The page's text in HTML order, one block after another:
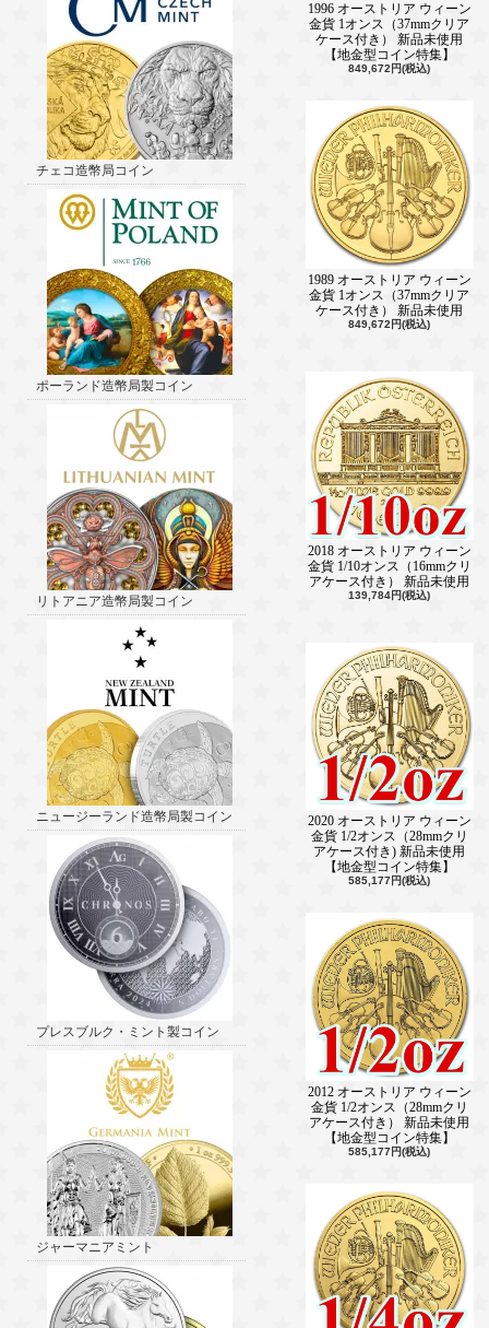
チェコ造幣局コイン
ポーランド造幣局製コイン
リトアニア造幣局製コイン
ニュージーランド造幣局製コイン
プレスブルク・ミント製コイン
ジャーマニアミント
1996 オーストリア ウィーン
金貨 1オンス（37mmクリア
ケース付き） 新品未使用
【地金型コイン特集】
849,672円(税込)
1989 オーストリア ウィーン
金貨 1オンス（37mmクリア
ケース付き） 新品未使用
849,672円(税込)
2018 オーストリア ウィーン
金貨 1/10オンス（16mmクリ
アケース付き） 新品未使用
139,784円(税込)
2020 オーストリア ウィーン
金貨 1/2オンス（28mmクリ
アケース付き) 新品未使用
【地金型コイン特集】
585,177円(税込)
2012 オーストリア ウィーン
金貨 1/2オンス（28mmクリ
アケース付き） 新品未使用
【地金型コイン特集】
585,177円(税込)